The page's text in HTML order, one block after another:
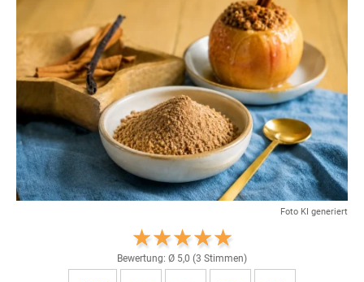
Foto KI generiert
Bewertung: Ø 5,0 (3 Stimmen)